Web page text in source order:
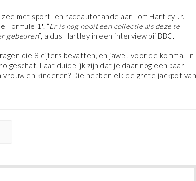
met sport- en raceautohandelaar Tom Hartley Jr.
Formule 1′. “Er is nog nooit een collectie als deze te
gebeuren”, aldus Hartley in een interview bij BBC.
die 8 cijfers bevatten, en jawel, voor de komma. In
Laat duidelijk zijn dat je daar nog een paar
en kinderen? Die hebben elk de grote jackpot van